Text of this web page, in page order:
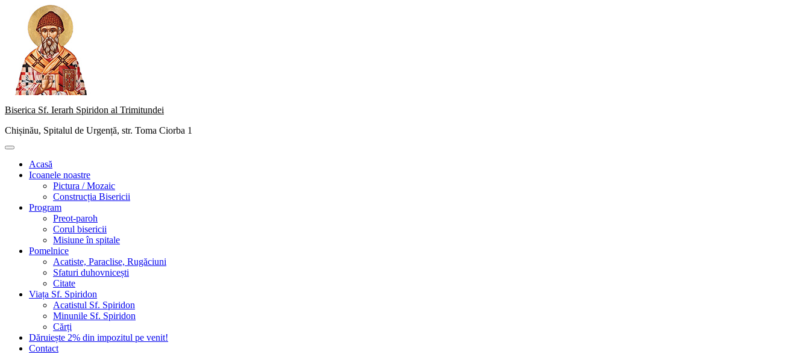
content
Biserica Sf. Ierarh Spiridon al Trimitundei
Chișinău, Spitalul de Urgență, str. Toma Ciorba 1
Primary
Acasă
Icoanele noastre
Pictura / Mozaic
Construcția Bisericii
Program
Preot-paroh
Corul bisericii
Misiune în spitale
Pomelnice
Acatiste, Paraclise, Rugăciuni
Sfaturi duhovnicești
Citate
Viața Sf. Spiridon
Acatistul Sf. Spiridon
Minunile Sf. Spiridon
Cărți
Dăruiește 2% din impozitul pe venit!
Contact